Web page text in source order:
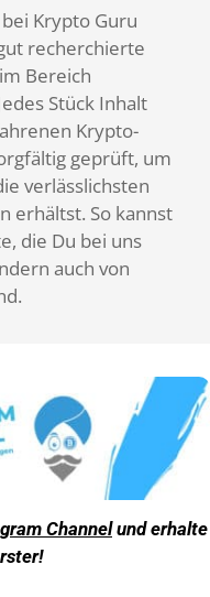
bei Krypto Guru
recherchierte
Bereich
Stück Inhalt
Krypto-
geprüft, um
verlässlichsten
erhältst. So kannst
die Du bei uns
auch von
Channelund erhalte